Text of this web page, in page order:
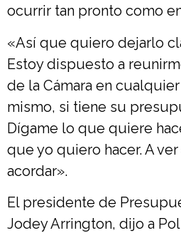
ocurrir tan pronto como
«Así que quiero dejarlo
Estoy dispuesto a
de la Cámara en
mismo, si tiene su
Dígame lo que quiere
que yo quiero hacer. A
acordar».
El presidente de
Jodey Arrington, dijo a